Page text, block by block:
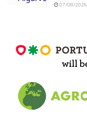
07/08/2026